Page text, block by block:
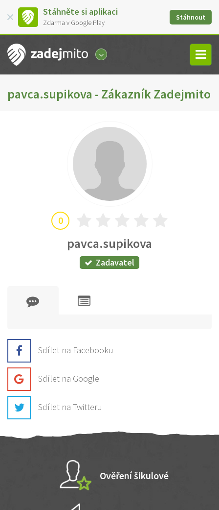
Stáhněte si aplikaci
Zdarma v Google Play
Stáhnout
pavca.supikova - Zákazník Zadejmito
0
pavca.supikova
Zadavatel
Sdílet na Facebooku
Sdílet na Google
Sdílet na Twitteru
Ověření šikulové